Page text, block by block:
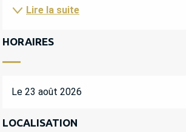
Lire la suite
HORAIRES
Le 23 août 2026
LOCALISATION